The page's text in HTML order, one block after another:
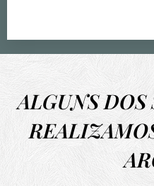
ALGUNS DOS